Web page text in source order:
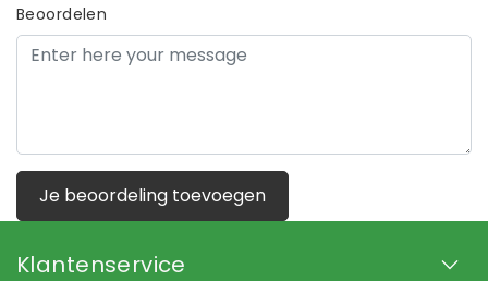
Beoordelen
Je beoordeling toevoegen
Klantenservice